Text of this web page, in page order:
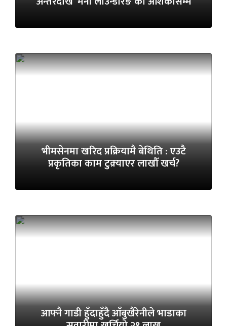
भीमसेनमा खरिद प्रक्रियामै बेथिति : एउटै
प्रकृतिका काम टुक्र्याएर लाखौँ खर्च?
आफ्नै गाडी हुँदाहुँदै आँबुखैरेनीले भाडाका